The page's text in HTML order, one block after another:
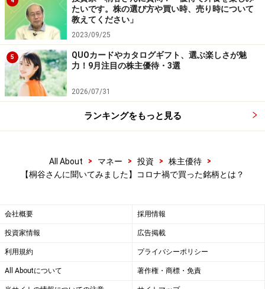
たいです。株の選び方や買い時、売り時について
教えてください」
2023/09/25
5
QUOカードやカタログギフト、選ぶ楽しさが魅
力！9月注目の株主優待・3選
2026/07/31
ランキングをもっと見る
All About > マネー > 投資 > 株主優待
>
【桐谷さんに聞いてみました】コロナ禍で買った銘柄とは？
会社概要 採用情報
投資家情報 広告掲載
利用規約 プライバシーポリシー
All Aboutについて 著作権・商標・免責